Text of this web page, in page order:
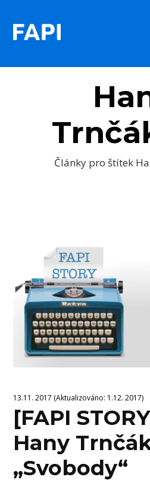
Články pro štítek
13.11. 2017 (Aktualizováno: 1.12. 2017)
[FAPI
Hany
„Svobody“